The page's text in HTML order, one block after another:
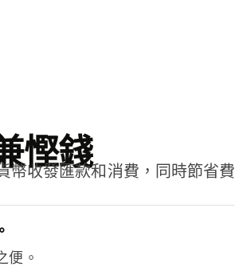
慳錢
幣收發匯款和消費，同時節省費
便。